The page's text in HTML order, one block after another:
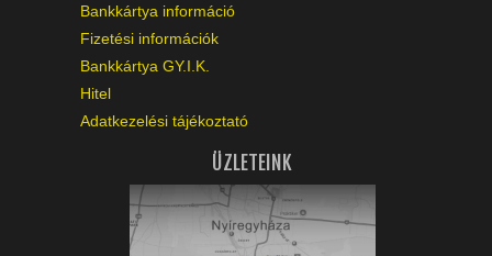
Bankkártya információ
Fizetési információk
Bankkártya GY.I.K.
Hitel
Adatkezelési tájékoztató
ÜZLETEINK